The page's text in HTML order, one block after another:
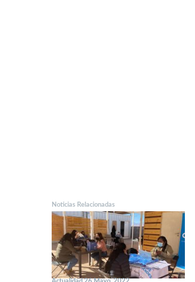
Noticias Relacionadas